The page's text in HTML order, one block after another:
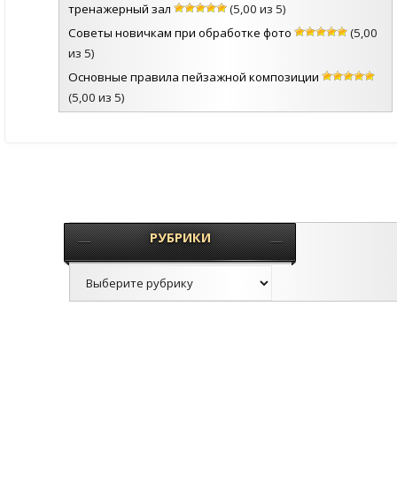
тренажерный зал
(5,00 из 5)
Советы новичкам при обработке фото
(5,00
из 5)
Основные правила пейзажной композиции
(5,00 из 5)
РУБРИКИ